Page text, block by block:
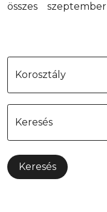
összes szeptember
Keresés
Keresés